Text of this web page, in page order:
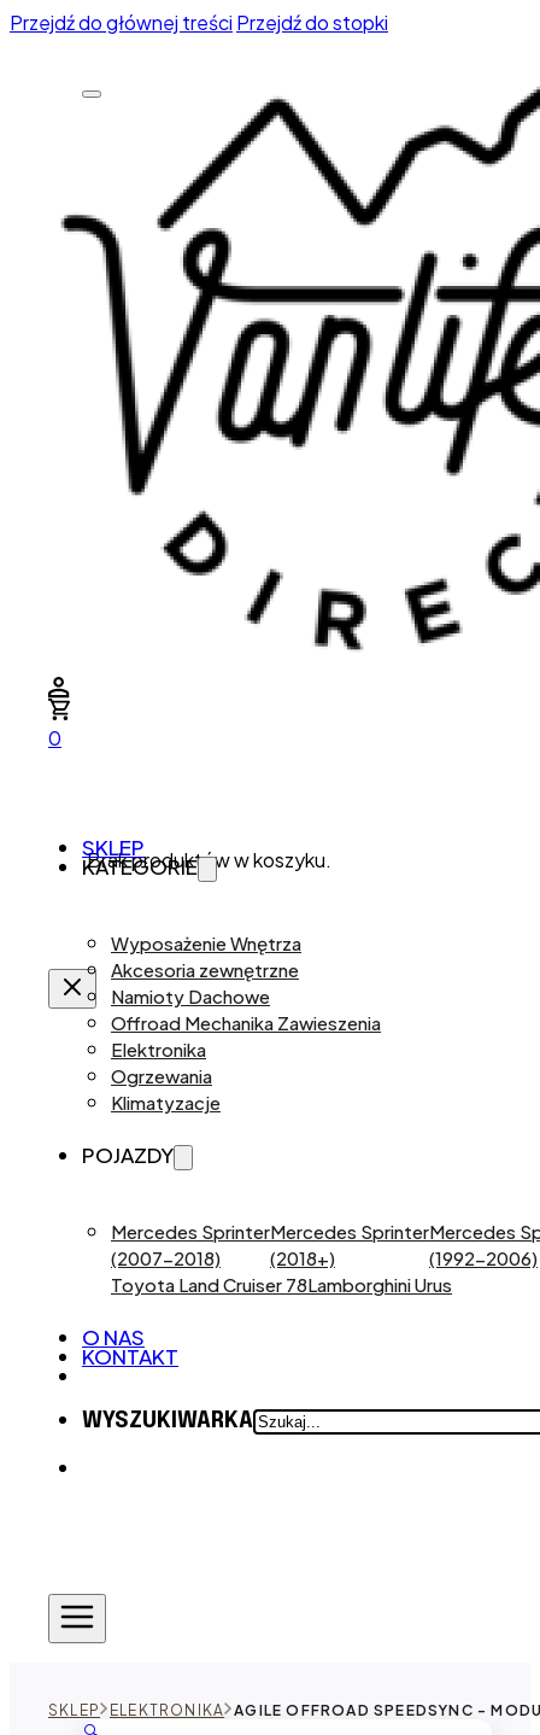
Przejdź do głównej treści Przejdź do stopki
0
Brak produktów w koszyku.
SKLEP
KATEGORIE
Wyposażenie Wnętrza
Akcesoria zewnętrzne
Namioty Dachowe
Offroad Mechanika Zawieszenia
Elektronika
Ogrzewania
Klimatyzacje
POJAZDY
Mercedes Sprinter
(2007-2018)
Mercedes Sprinter
(2018+)
Mercedes
(1992-2006)
Toyota Land Cruiser 78Lamborghini Urus
O NAS
KONTAKT
WYSZUKIWARKASZUKAJ
SKLEP ELEKTRONIKA AGILE OFFROAD SPEEDSYNC -